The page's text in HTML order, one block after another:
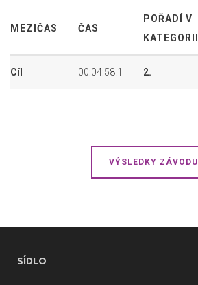
MEZIČAS ČAS
POŘADÍ V
KATEGORII
Cíl 00:04:58.1 2.
VÝSLEDKY ZÁVODU
SÍDLO